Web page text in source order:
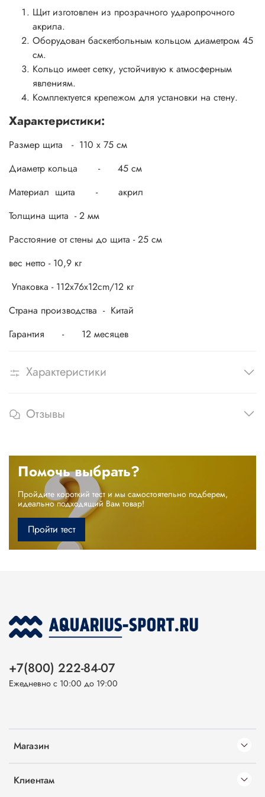
Щит изготовлен из прозрачного ударопрочного
акрила.
Оборудован баскетбольным кольцом диаметром 45
см.
Кольцо имеет сетку, устойчивую к атмосферным
явлениям.
Комплектуется крепежом для установки на стену.
Характеристики:
Размер щита - 110 х 75 см
Диаметр кольца - 45 см
Материал щита - акрил
Толщина щита - 2 мм
Расстояние от стены до щита - 25 см
вес нетто - 10,9 кг
Упаковка - 112x76x12cm/12 кг
Страна производства - Китай
Гарантия - 12 месяцев
Характеристики
Отзывы
Помочь выбрать?
Пройдите короткий тест и мы самостоятельно подберем,
идеально подходящий Вам товар!
Пройти тест
Магазин
Клиентам
+7(800) 222-84-07
Ежедневно с 10:00 до 19:00